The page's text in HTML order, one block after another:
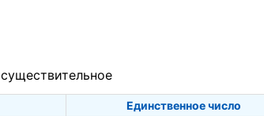
существительное
Единственное число